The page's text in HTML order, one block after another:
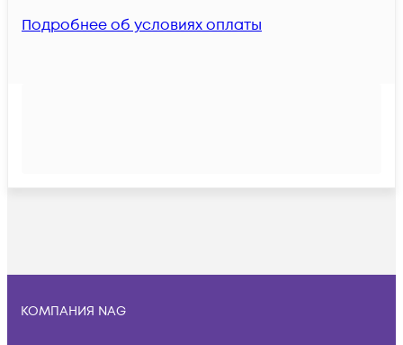
Подробнее об условиях оплаты
КОМПАНИЯ NAG